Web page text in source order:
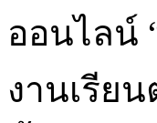
ออนไลน์
งานเรีย